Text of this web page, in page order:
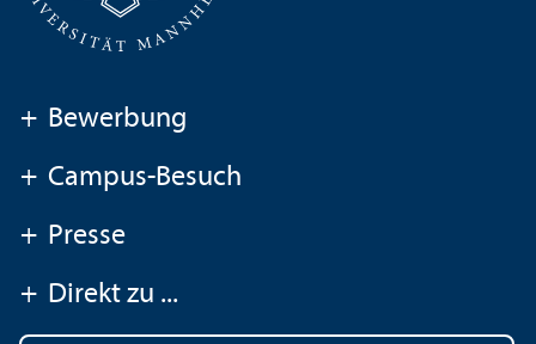
+ Bewerbung
+ Campus-Besuch
+ Presse
+ Direkt zu ...